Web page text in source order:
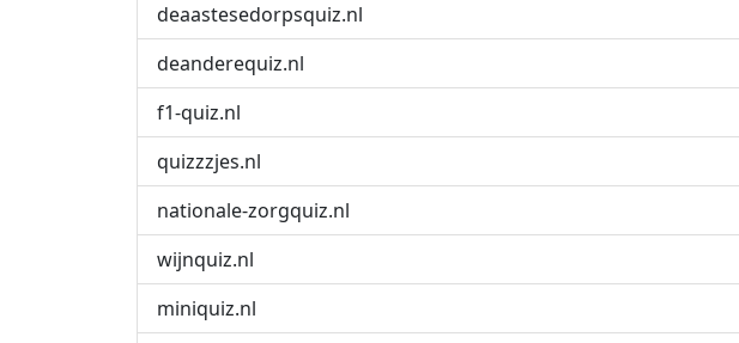
deaastesedorpsquiz.nl
deanderequiz.nl
f1-quiz.nl
quizzzjes.nl
nationale-zorgquiz.nl
wijnquiz.nl
miniquiz.nl